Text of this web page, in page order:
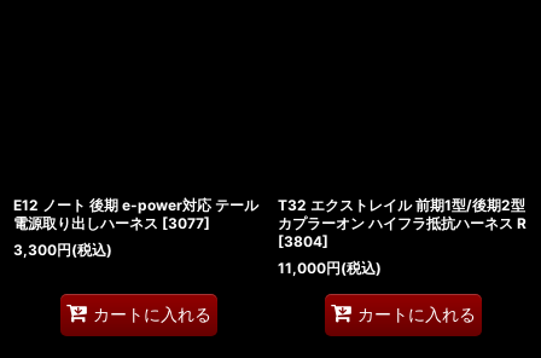
E12 ノート 後期 e-power対応 テール
電源取り出しハーネス [3077]
3,300円(税込)
カートに入れる
T32 エクストレイル 前期1型/後期2型
カプラーオン ハイフラ抵抗ハーネス R
[3804]
11,000円(税込)
カートに入れる